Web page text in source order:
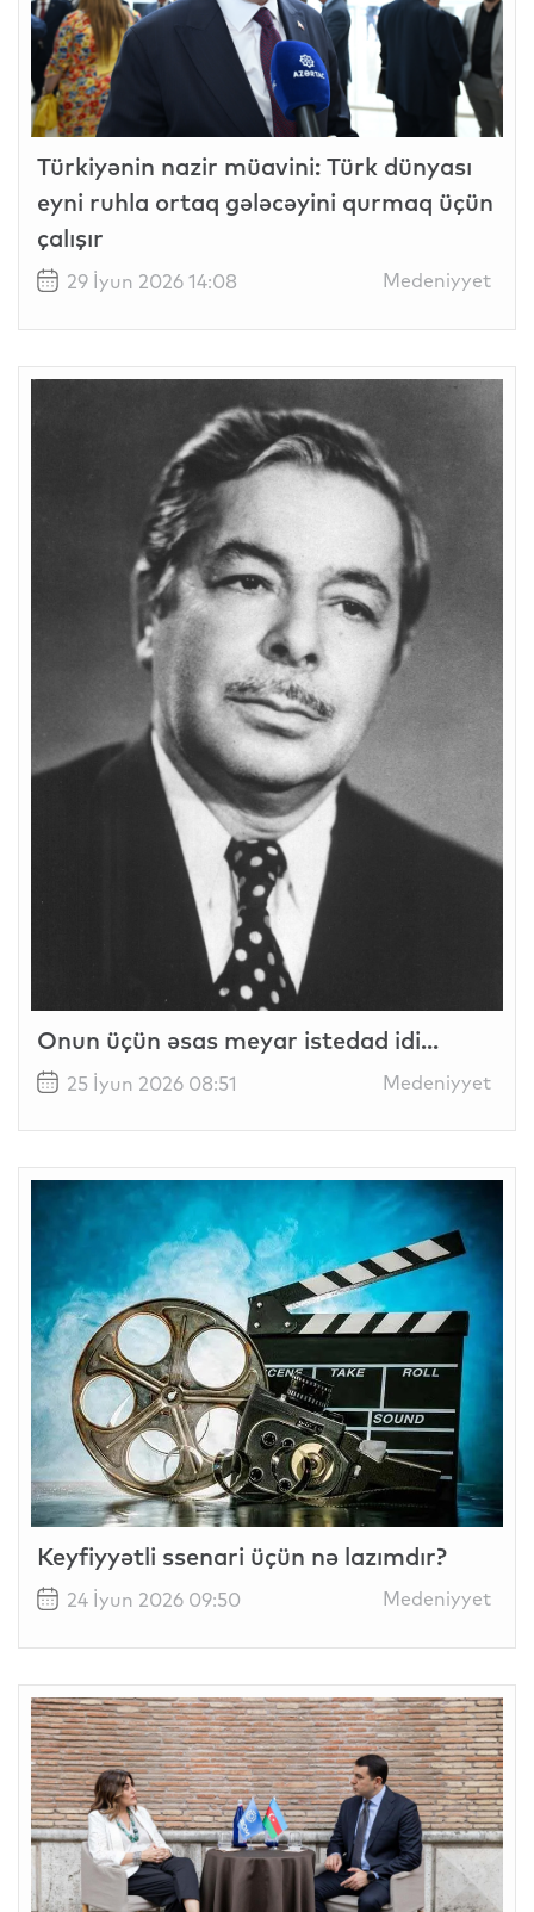
Türkiyənin nazir müavini: Türk dünyası
eyni ruhla ortaq gələcəyini qurmaq üçün
çalışır
29 İyun 2026 14:08 Medeniyyet
Onun üçün əsas meyar istedad idi...
25 İyun 2026 08:51 Medeniyyet
Keyfiyyətli ssenari üçün nə lazımdır?
24 İyun 2026 09:50 Medeniyyet